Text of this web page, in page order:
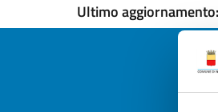
Ultimo aggiornamento: